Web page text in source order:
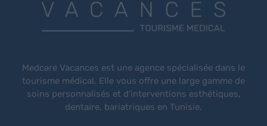
Medcare Vacances est une agence spécialisée dans le
tourisme médical. Elle vous offre une large gamme de
soins personnalisés et d’interventions esthétiques,
dentaire, bariatriques en Tunisie.